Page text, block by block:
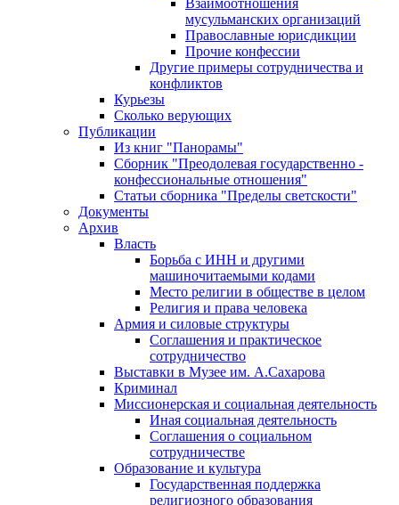
Взаимоотношения
мусульманских организаций
Православные юрисдикции
Прочие конфессии
Другие примеры сотрудничества и
конфликтов
Курьезы
Сколько верующих
Публикации
Из книг "Панорамы"
Сборник "Преодолевая государственно -
конфессиональные отношения"
Статьи сборника "Пределы светскости"
Документы
Архив
Власть
Борьба с ИНН и другими
машиночитаемыми кодами
Место религии в обществе в целом
Религия и права человека
Армия и силовые структуры
Соглашения и практическое
сотрудничество
Выставки в Музее им. А.Сахарова
Криминал
Миссионерская и социальная деятельность
Иная социальная деятельность
Соглашения о социальном
сотрудничестве
Образование и культура
Государственная поддержка
религиозного образования